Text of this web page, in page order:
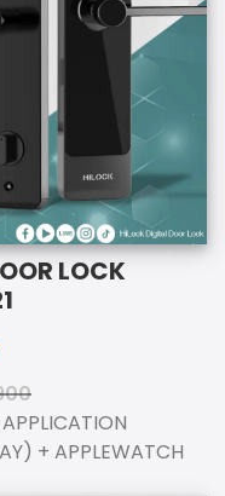
LOCK
+ APPLEWATCH